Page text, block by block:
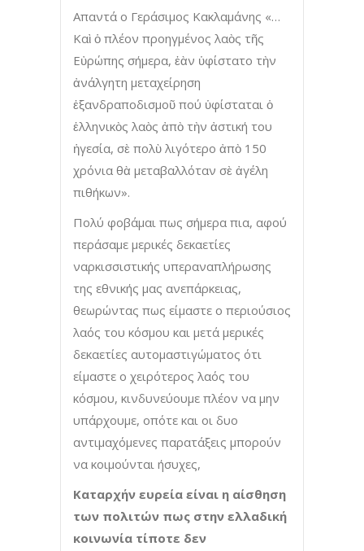
Απαντά ο Γεράσιμος Κακλαμάνης «…
Καὶ ὁ πλέον προηγμένος λαὸς τῆς
Εὐρώπης σήμερα, ἐὰν ὑφίστατο τὴν
ἀνάλγητη μεταχείρηση
ἐξανδραποδισμοῦ πού ὑφίσταται ὁ
ἑλληνικὸς λαὸς ἀπὸ τὴν ἀστική του
ἡγεσία, σὲ πολὺ λιγότερο ἀπὸ 150
χρόνια θὰ μεταβαλλόταν σὲ ἀγέλη
πιθήκων».
Πολύ φοβάμαι πως σήμερα πια, αφού
περάσαμε μερικές δεκαετίες
ναρκισσιστικής υπεραναπλήρωσης
της εθνικής μας ανεπάρκειας,
θεωρώντας πως είμαστε ο περιούσιος
λαός του κόσμου και μετά μερικές
δεκαετίες αυτομαστιγώματος ότι
είμαστε ο χειρότερος λαός του
κόσμου, κινδυνεύουμε πλέον να μην
υπάρχουμε, οπότε και οι δυο
αντιμαχόμενες παρατάξεις μπορούν
να κοιμούνται ήσυχες,
Καταρχήν ευρεία είναι η αίσθηση
των πολιτών πως στην ελλαδική
κοινωνία τίποτε δεν